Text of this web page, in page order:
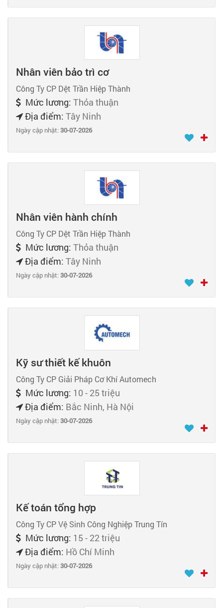
Nhân viên bảo trì cơ
Công Ty CP Dệt Trần Hiệp Thành
Mức lương: Thỏa thuận
Địa điểm: Tây Ninh
Ngày cập nhật:30-07-2026
Nhân viên hành chính
Công Ty CP Dệt Trần Hiệp Thành
Mức lương: Thỏa thuận
Địa điểm: Tây Ninh
Ngày cập nhật:30-07-2026
Kỹ sư thiết kế khuôn
Công Ty CP Giải Pháp Cơ Khí Automech
Mức lương: 10 - 25 triệu
Địa điểm: Bắc Ninh, Hà Nội
Ngày cập nhật:30-07-2026
Kế toán tổng hợp
Công Ty CP Vệ Sinh Công Nghiệp Trung Tín
Mức lương: 15 - 22 triệu
Địa điểm: Hồ Chí Minh
Ngày cập nhật:30-07-2026